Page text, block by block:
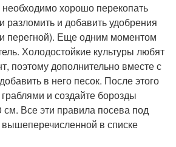
хорошо перекопать
разломить и добавить удобрения
перегной). Еще одним моментом
Холодостойкие культуры любят
поэтому дополнительно вместе с
в него песок. После этого
и создайте борозды
см. Все эти правила посева под
в списке